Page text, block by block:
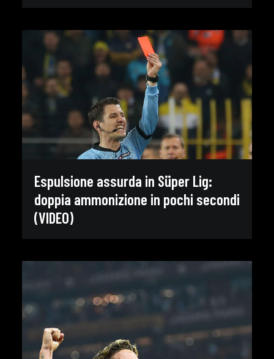
Espulsione assurda in Süper Lig:
doppia ammonizione in pochi secondi
(VIDEO)